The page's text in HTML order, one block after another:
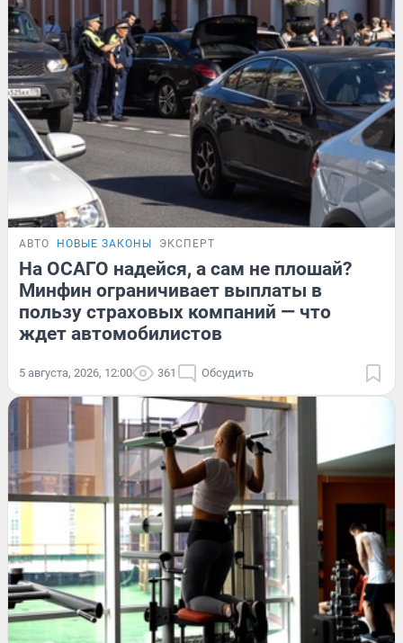
АВТО НОВЫЕ ЗАКОНЫ ЭКСПЕРТ
На ОСАГО надейся, а сам не плошай?
Минфин ограничивает выплаты в
пользу страховых компаний — что
ждет автомобилистов
5 августа, 2026, 12:00 361 Обсудить